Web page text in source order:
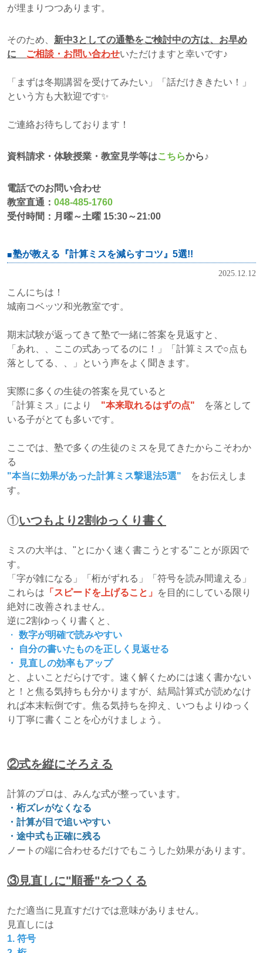
が埋まりつつあります。
そのため、 新中3としての通塾をご検討中の方は、お早め
に
ご相談・お問い合わせいただけますと幸いです♪
「まずは冬期講習を受けてみたい」「話だけききたい！」
という方も大歓迎です✨
ご連絡お待ちしております！
資料請求・体験授業・教室見学等はこちらから♪
電話でのお問い合わせ
教室直通： 048-485-1760
受付時間：月曜～土曜 15:30～21:00
塾が教える『計算ミスを減らすコツ』5選!!
2025.12.12
こんにちは！
城南コベッツ和光教室です。
期末試験が返ってきて塾で一緒に答案を見返すと、
「あれ、、ここの式あってるのに！」「計算ミスで○点も
落としてる、、」という声をよく聞きます。
実際に多くの生徒の答案を見ていると
「計算ミス」により
"本来取れるはずの点"
を落として
いる子がとても多いです。
ここでは、塾で多くの生徒のミスを見てきたからこそわか
る
"本当に効果があった計算ミス撃退法5選" をお伝えしま
す。
①いつもより2割ゆっくり書く
ミスの大半は、"とにかく速く書こうとする"ことが原因で
す。
「字が雑になる」「桁がずれる」「符号を読み間違える」
これらは 「スピードを上げること」
を目的にしている限り
絶対に改善されません。
逆に2割ゆっくり書くと、
・ 数字が明確で読みやすい
・ 自分の書いたものを正しく見返せる
・ 見直しの効率もアップ
と、よいことだらけです。速く解くためには速く書かない
と！と焦る気持ちも分かりますが、結局計算式が読めなけ
れば本末転倒です。焦る気持ちを抑え、いつもよりゆっく
り丁寧に書くことを心がけましょう。
②式を縦にそろえる
計算のプロは、みんな式が整っています。
・桁ズレがなくなる
・計算が目で追いやすい
・途中式も正確に残る
ノートの端に合わせるだけでもこうした効果があります。
③見直しに"順番"をつくる
ただ適当に見直すだけでは意味がありません。
見直しには
1. 符号